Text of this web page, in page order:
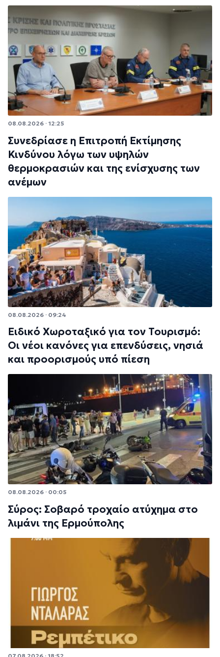
08.08.2026 · 12:25
Συνεδρίασε η Επιτροπή Εκτίμησης
Κινδύνου λόγω των υψηλών
θερμοκρασιών και της ενίσχυσης των
ανέμων
08.08.2026 · 09:24
Ειδικό Χωροταξικό για τον Τουρισμό:
Οι νέοι κανόνες για επενδύσεις, νησιά
και προορισμούς υπό πίεση
08.08.2026 · 00:05
Σύρος: Σοβαρό τροχαίο ατύχημα στο
λιμάνι της Ερμούπολης